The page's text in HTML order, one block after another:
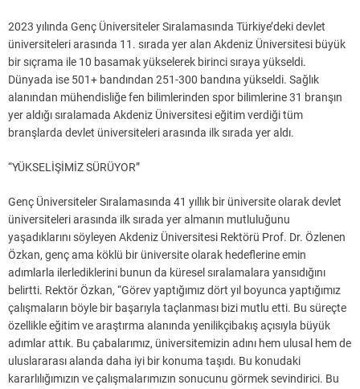
2023 yılında Genç Üniversiteler Sıralamasında Türkiye’deki devlet
üniversiteleri arasında 11. sırada yer alan Akdeniz Üniversitesi büyük
bir sıçrama ile 10 basamak yükselerek birinci sıraya yükseldi.
Dünyada ise 501+ bandından 251-300 bandına yükseldi. Sağlık
alanından mühendisliğe fen bilimlerinden spor bilimlerine 31 branşın
yer aldığı sıralamada Akdeniz Üniversitesi eğitim verdiği tüm
branşlarda devlet üniversiteleri arasında ilk sırada yer aldı.
“YÜKSELİŞİMİZ SÜRÜYOR”
Genç Üniversiteler Sıralamasında 41 yıllık bir üniversite olarak devlet
üniversiteleri arasında ilk sırada yer almanın mutluluğunu
yaşadıklarını söyleyen Akdeniz Üniversitesi Rektörü Prof. Dr. Özlenen
Özkan, genç ama köklü bir üniversite olarak hedeflerine emin
adımlarla ilerlediklerini bunun da küresel sıralamalara yansıdığını
belirtti. Rektör Özkan, “Görev yaptığımız dört yıl boyunca yaptığımız
çalışmaların böyle bir başarıyla taçlanması bizi mutlu etti. Bu süreçte
özellikle eğitim ve araştırma alanında yenilikçibakış açısıyla büyük
adımlar attık. Bu çabalarımız, üniversitemizin adını hem ulusal hem de
uluslararası alanda daha iyi bir konuma taşıdı. Bu konudaki
kararlılığımızın ve çalışmalarımızın sonucunu görmek sevindirici. Bu